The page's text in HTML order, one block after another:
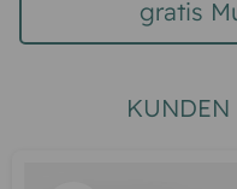
gratis
KUNDEN